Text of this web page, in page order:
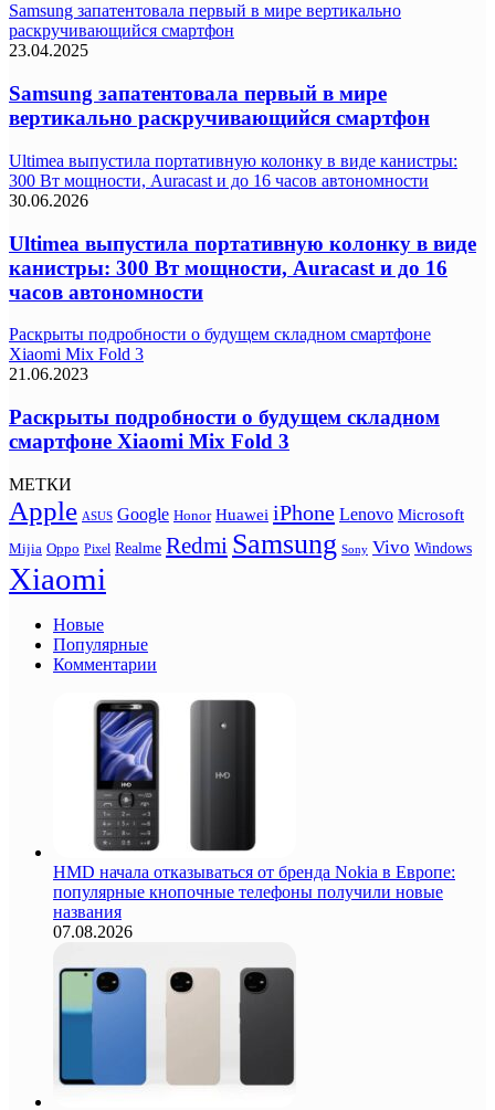
Samsung запатентовала первый в мире вертикально
раскручивающийся смартфон
23.04.2025
Samsung запатентовала первый в мире
вертикально раскручивающийся смартфон
Ultimea выпустила портативную колонку в виде канистры:
300 Вт мощности, Auracast и до 16 часов автономности
30.06.2026
Ultimea выпустила портативную колонку в виде
канистры: 300 Вт мощности, Auracast и до 16
часов автономности
Раскрыты подробности о будущем складном смартфоне
Xiaomi Mix Fold 3
21.06.2023
Раскрыты подробности о будущем складном
смартфоне Xiaomi Mix Fold 3
МЕТКИ
Apple ASUS Google Honor Huawei iPhone Lenovo Microsoft
Mijia Oppo Pixel Realme Redmi Samsung Sony Vivo Windows
Xiaomi
Новые
Популярные
Комментарии
HMD начала отказываться от бренда Nokia в Европе:
популярные кнопочные телефоны получили новые
названия
07.08.2026